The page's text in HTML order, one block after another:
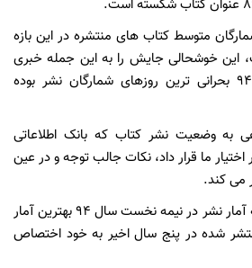
متوسط کتاب های منتشره در این بازه
بوده است، این خوشحالی جایش را به این جمله خبری
غمگین می دهد: «سال 94 بحرانی ترین روزهای شمارگان نشر بوده
به وضعیت نشر کتاب که بانک اطلاعاتی
ما قرار داد، نکات جالب توجه و در عین
می کند.
جالب توجه از این جهت که آمار نشر در نیمه نخست سال 94 بهترین آمار
شده در پنج سال اخیر به خود اختصاص